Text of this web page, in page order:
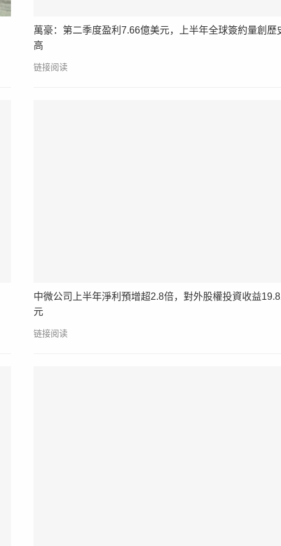
萬豪：第二季度盈利7.66億美元，上半年全球簽約量創歷
高
链接阅读
中微公司上半年淨利預增超2.8倍，對外股權投資收益
元
链接阅读